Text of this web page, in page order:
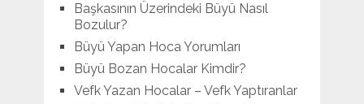
Başkasının Üzerindeki Büyü Nasıl
Bozulur?
Büyü Yapan Hoca Yorumları
Büyü Bozan Hocalar Kimdir?
Vefk Yazan Hocalar – Vefk Yaptıranlar